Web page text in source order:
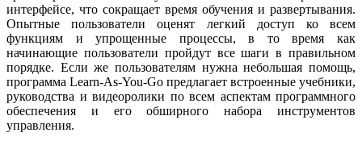
интерфейсе, что сокращает время обучения и развертывания.
Опытные пользователи оценят легкий доступ ко всем
функциям и упрощенные процессы, в то время как
начинающие пользователи пройдут все шаги в правильном
порядке. Если же пользователям нужна небольшая помощь,
программа Learn-As-You-Go предлагает встроенные учебники,
руководства и видеоролики по всем аспектам программного
обеспечения и его обширного набора инструментов
управления.